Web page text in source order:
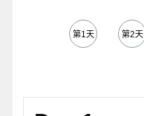
第1天 第2天